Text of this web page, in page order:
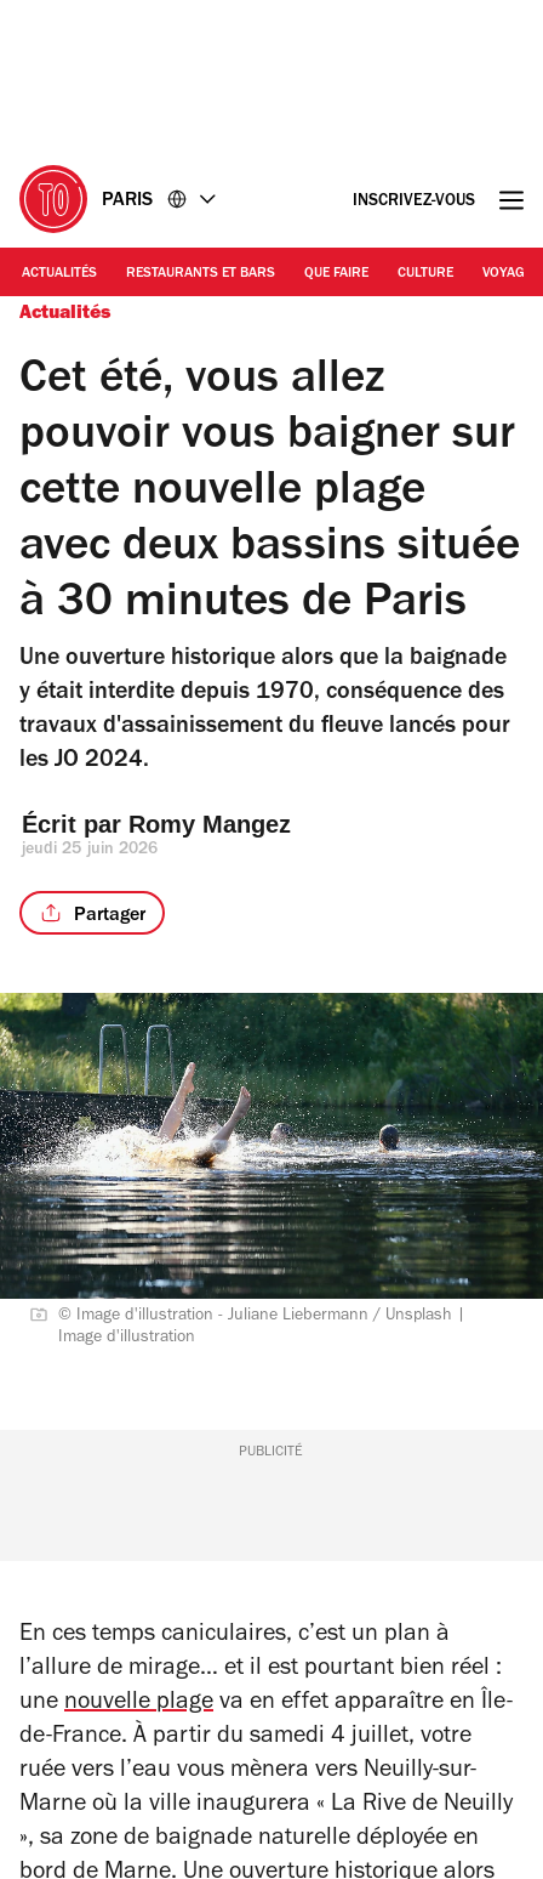
PARIS INSCRIVEZ-VOUS
ACTUALITÉS RESTAURANTS ET BARS QUE FAIRE CULTURE VOYAGE
Actualités
Cet été, vous allez
pouvoir vous baigner sur
cette nouvelle plage
avec deux bassins située
à 30 minutes de Paris
Une ouverture historique alors que la baignade
y était interdite depuis 1970, conséquence des
travaux d'assainissement du fleuve lancés pour
les JO 2024.
Écrit par Romy Mangez
jeudi 25 juin 2026
Partager
© Image d'illustration - Juliane Liebermann / Unsplash |
Image d'illustration
PUBLICITÉ
En ces temps caniculaires, c’est un plan à
l’allure de mirage… et il est pourtant bien réel :
une nouvelle plage va en effet apparaître en Île-
de-France. À partir du samedi 4 juillet, votre
ruée vers l’eau vous mènera vers Neuilly-sur-
Marne où la ville inaugurera « La Rive de Neuilly
», sa zone de baignade naturelle déployée en
bord de Marne. Une ouverture historique alors